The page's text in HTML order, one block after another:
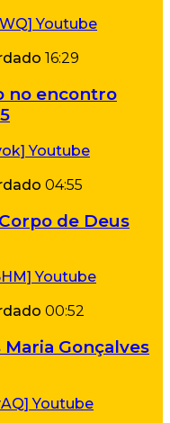
16:29
no encontro
04:55
de Deus
00:52
Gonçalves